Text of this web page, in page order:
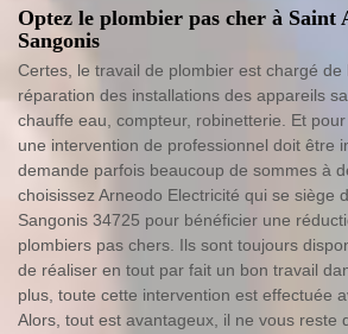
Optez le plombier pas cher à Saint
Sangonis
Certes, le travail de plombier est chargé de
réparation des installations des appareils
chauffe eau, compteur, robinetterie. Et pour
une intervention de professionnel doit être
demande parfois beaucoup de sommes à
choisissez Arneodo Electricité qui se siège
Sangonis 34725 pour bénéficier une
plombiers pas chers. Ils sont toujours
de réaliser en tout par fait un bon travail
plus, toute cette intervention est effectuée
Alors, tout est avantageux, il ne vous reste